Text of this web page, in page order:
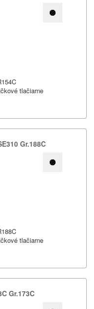
tlačiarne
Gr.​188C
tlačiarne
Gr.​173C